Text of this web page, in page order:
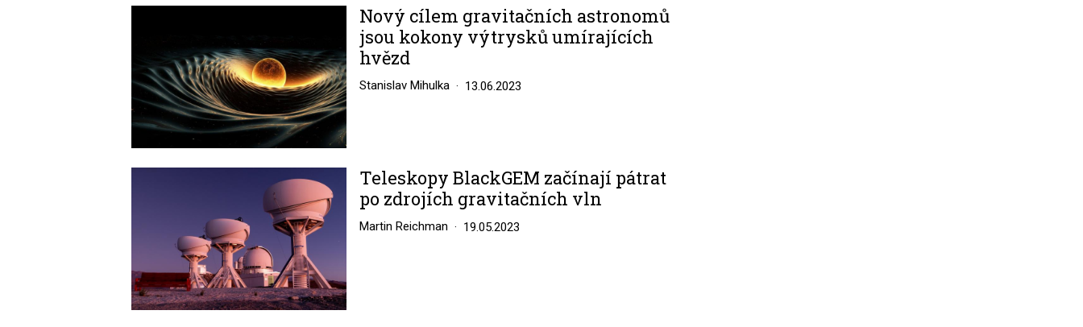
Nový cílem gravitačních astronomů
jsou kokony výtrysků umírajících
hvězd
Stanislav Mihulka 13.06.2023
Teleskopy BlackGEM začínají pátrat
po zdrojích gravitačních vln
Martin Reichman 19.05.2023